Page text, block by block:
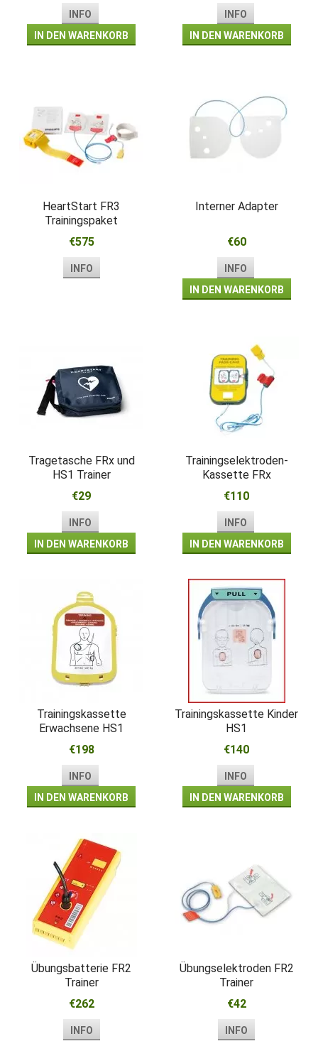
INFO
IN DEN WARENKORB
INFO
IN DEN WARENKORB
HeartStart FR3
Trainingspaket
€575
INFO
Interner Adapter
€60
INFO
IN DEN WARENKORB
Tragetasche FRx und
HS1 Trainer
€29
INFO
IN DEN WARENKORB
Trainingselektroden-
Kassette FRx
€110
INFO
IN DEN WARENKORB
Trainingskassette
Erwachsene HS1
€198
INFO
IN DEN WARENKORB
Trainingskassette Kinder
HS1
€140
INFO
IN DEN WARENKORB
Übungsbatterie FR2
Trainer
€262
INFO
Übungselektroden FR2
Trainer
€42
INFO